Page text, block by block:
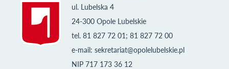
ul. Lubelska 4
24-300 Opole Lubelskie
tel. 81 827 72 01; 81 827 72 00
e-mail: sekretariat@opolelubelskie.pl
NIP 717 173 36 12